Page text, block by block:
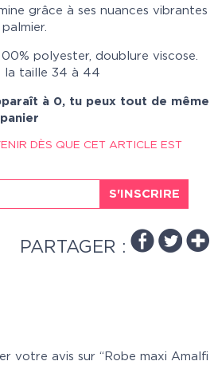
grâce à ses nuances vibrantes
polyester, doublure viscose.
la taille 34 à 44
à 0, tu peux tout de même
DÈS QUE CET ARTICLE EST
S'INSCRIRE
PARTAGER :
votre avis sur “Robe maxi Amalfi